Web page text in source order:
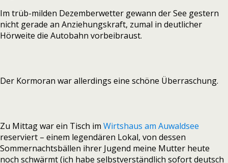
Im trüb-milden Dezemberwetter gewann der See gestern
nicht gerade an Anziehungskraft, zumal in deutlicher
Hörweite die Autobahn vorbeibraust.
Der Kormoran war allerdings eine schöne Überraschung.
Zu Mittag war ein Tisch im Wirtshaus am Auwaldsee
reserviert – einem legendären Lokal, von dessen
Sommernachtsbällen ihrer Jugend meine Mutter heute
noch schwärmt (ich habe selbstverständlich sofort deutsch